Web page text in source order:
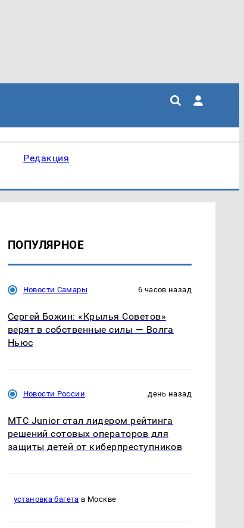
Редакция
ПОПУЛЯРНОЕ
Новости Самары 6 часов назад
Сергей Божин: «Крылья Советов»
верят в собственные силы — Волга
Ньюс
Новости России день назад
МТС Junior стал лидером рейтинга
решений сотовых операторов для
защиты детей от киберпреступников
установка багета в Москве